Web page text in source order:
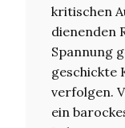
kritischen
dienenden
Spannung
geschickte
verfolgen.
ein